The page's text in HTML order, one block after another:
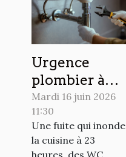
Urgence
plombier à
Strasbourg :
Hydro
Energie
intervient de
Mardi 16 juin 2026
11:30
Une fuite qui inonde
la cuisine à 23
heures, des WC